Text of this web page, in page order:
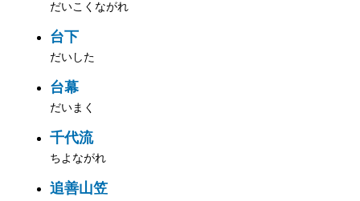
だいこくながれ
台下
だいした
台幕
だいまく
千代流
ちよながれ
追善山笠